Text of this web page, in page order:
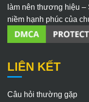
làm nên thương hiệu
niềm hạnh phúc của
LIÊN KẾT
Câu hỏi thường gặp